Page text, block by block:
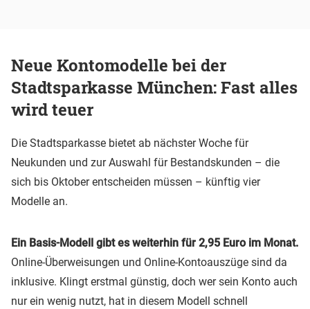
Neue Kontomodelle bei der
Stadtsparkasse München: Fast alles
wird teuer
Die Stadtsparkasse bietet ab nächster Woche für
Neukunden und zur Auswahl für Bestandskunden – die
sich bis Oktober entscheiden müssen – künftig vier
Modelle an.
Ein Basis-Modell gibt es weiterhin für 2,95 Euro im Monat.
Online-Überweisungen und Online-Kontoauszüge sind da
inklusive. Klingt erstmal günstig, doch wer sein Konto auch
nur ein wenig nutzt, hat in diesem Modell schnell